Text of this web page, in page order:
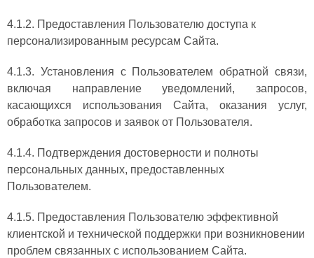
4.1.2. Предоставления Пользователю доступа к
персонализированным ресурсам Сайта.
4.1.3. Установления с Пользователем обратной связи,
включая направление уведомлений, запросов,
касающихся использования Сайта, оказания услуг,
обработка запросов и заявок от Пользователя.
4.1.4. Подтверждения достоверности и полноты
персональных данных, предоставленных
Пользователем.
4.1.5. Предоставления Пользователю эффективной
клиентской и технической поддержки при возникновении
проблем связанных с использованием Сайта.